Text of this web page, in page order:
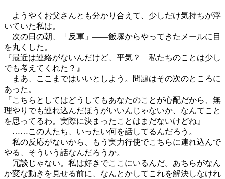
ようやくお父さんとも分かり合えて、少しだけ気持ちが浮
いていた私は。
次の日の朝、「反軍」――飯塚からやってきたメールに目
を丸くした。
『最近は連絡がないんだけど、平気？ 私たちのことは少し
でも考えてくれた？』
まあ、ここまではいいとしよう。問題はその次のところに
あった。
『こちらとしてはどうしてもあなたのことが心配だから、無
理やりでも連れ込んだほうがいいんじゃないか、なんてこと
を思ってるわ。実際に決まったことはまだないけどね』
……この人たち、いったい何を話してるんだろう。
私の反応がないから、もう実力行使でこちらに連れ込んで
やる、そういう話なんだろうか。
冗談じゃない。私は好きでここにいるんだ。あちらがなん
か変な動きを見せる前に、なんとかしてこれを解決しなけれ